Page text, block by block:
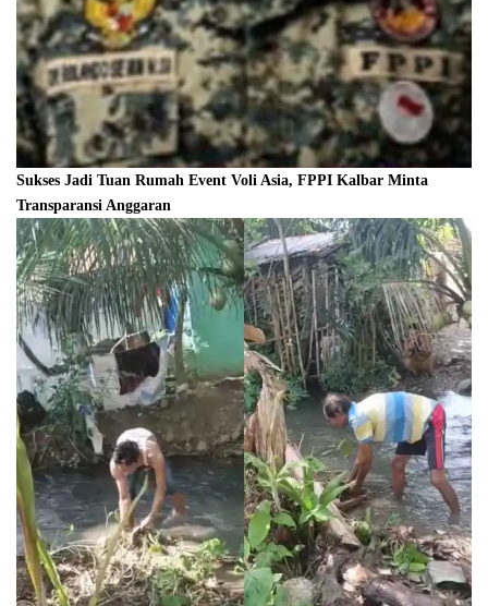
Sukses Jadi Tuan Rumah Event Voli Asia, FPPI Kalbar Minta
Transparansi Anggaran